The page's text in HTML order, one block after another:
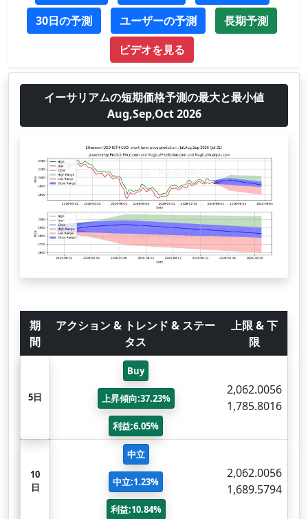
30日の予測
ユーザーの予測
長期予測
ビデオを見る
イーサリアムの短期価格予測の最大と最小値
Aug,Sep,Oct 2026
期
間
アクション & トレンド & ステー
タス
上限 & 下
限
5日
Buy
上昇傾向:37.23%
利益:6.05%
2,062.0056
1,785.8016
10
日
中立
中立:1.23%
利益:10.84%
2,062.0056
1,689.5794